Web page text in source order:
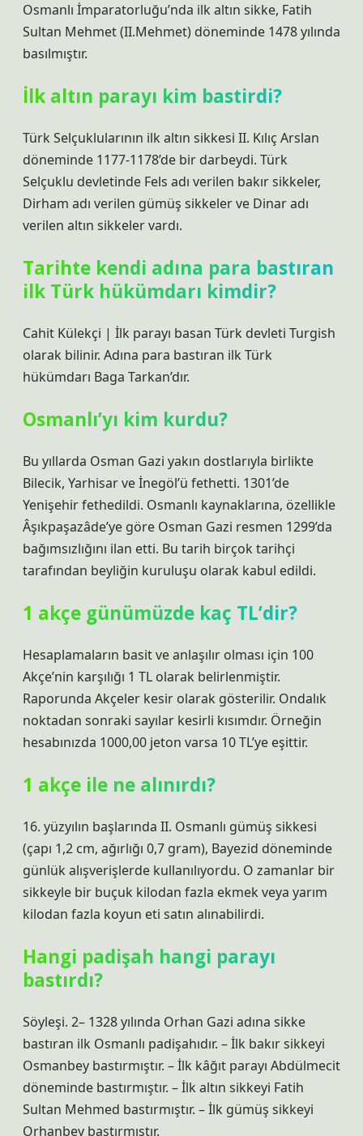
Osmanlı İmparatorluğu’nda ilk altın sikke, Fatih
Sultan Mehmet (II.Mehmet) döneminde 1478 yılında
basılmıştır.
İlk altın parayı kim bastirdi?
Türk Selçuklularının ilk altın sikkesi II. Kılıç Arslan
döneminde 1177-1178’de bir darbeydi. Türk
Selçuklu devletinde Fels adı verilen bakır sikkeler,
Dirham adı verilen gümüş sikkeler ve Dinar adı
verilen altın sikkeler vardı.
Tarihte kendi adına para bastıran
ilk Türk hükümdarı kimdir?
Cahit Külekçi | İlk parayı basan Türk devleti Turgish
olarak bilinir. Adına para bastıran ilk Türk
hükümdarı Baga Tarkan’dır.
Osmanlı’yı kim kurdu?
Bu yıllarda Osman Gazi yakın dostlarıyla birlikte
Bilecik, Yarhisar ve İnegöl’ü fethetti. 1301’de
Yenişehir fethedildi. Osmanlı kaynaklarına, özellikle
Âşıkpaşazâde’ye göre Osman Gazi resmen 1299’da
bağımsızlığını ilan etti. Bu tarih birçok tarihçi
tarafından beyliğin kuruluşu olarak kabul edildi.
1 akçe günümüzde kaç TL’dir?
Hesaplamaların basit ve anlaşılır olması için 100
Akçe’nin karşılığı 1 TL olarak belirlenmiştir.
Raporunda Akçeler kesir olarak gösterilir. Ondalık
noktadan sonraki sayılar kesirli kısımdır. Örneğin
hesabınızda 1000,00 jeton varsa 10 TL’ye eşittir.
1 akçe ile ne alınırdı?
16. yüzyılın başlarında II. Osmanlı gümüş sikkesi
(çapı 1,2 cm, ağırlığı 0,7 gram), Bayezid döneminde
günlük alışverişlerde kullanılıyordu. O zamanlar bir
sikkeyle bir buçuk kilodan fazla ekmek veya yarım
kilodan fazla koyun eti satın alınabilirdi.
Hangi padişah hangi parayı
bastırdı?
Söyleşi. 2– 1328 yılında Orhan Gazi adına sikke
bastıran ilk Osmanlı padişahıdır. – İlk bakır sikkeyi
Osmanbey bastırmıştır. – İlk kâğıt parayı Abdülmecit
döneminde bastırmıştır. – İlk altın sikkeyi Fatih
Sultan Mehmed bastırmıştır. – İlk gümüş sikkeyi
Orhanbey bastırmıştır.